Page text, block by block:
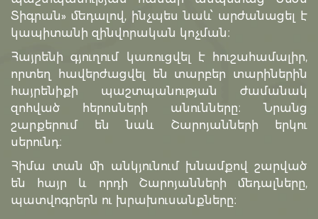
Տիգրան» մեդալով, ինչպես նաև՝ արժանացել է
կապիտանի զինվորական կոչման։
Հայրենի գյուղում կառուցվել է հուշահամալիր,
որտեղ հավերժացվել են տարբեր տարիներին
հայրենիքի պաշտպանության ժամանակ
զոհված հերոսների անունները։ Նրանց
շարքերում են նաև Շարոյանների երկու
սերունդ։
Հիմա տան մի անկյունում խնամքով շարված
են հայր և որդի Շարոյանների մեդալները,
պատվոգրերն ու խրախուսանքները։